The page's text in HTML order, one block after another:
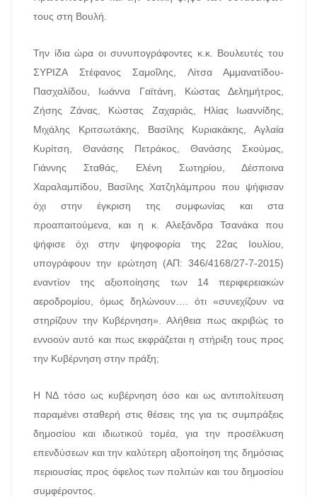
τους στη Βουλή.
Την ίδια ώρα οι συνυπογράφοντες κ.κ. Βουλευτές του
ΣΥΡΙΖΑ Στέφανος Σαμοΐλης, Λίτσα Αμμανατίδου-
Πασχαλίδου, Ιωάννα Γαϊτάνη, Κώστας Δελημήτρος,
Ζήσης Ζάνας, Κώστας Ζαχαριάς, Ηλίας Ιωαννίδης,
Μιχάλης Κριτσωτάκης, Βασίλης Κυριακάκης, Αγλαία
Κυρίτση, Θανάσης Πετράκος, Θανάσης Σκούμας,
Γιάννης Σταθάς, Ελένη Σωτηρίου, Δέσποινα
Χαραλαμπίδου, Βασίλης Χατζηλάμπρου που ψήφισαν
όχι στην έγκριση της συμφωνίας και στα
προαπαιτούμενα, και η κ. Αλεξάνδρα Τσανάκα που
ψήφισε όχι στην ψηφοφορία της 22ας Ιουλίου,
υπογράφουν την ερώτηση (ΑΠ: 346/4168/27-7-2015)
εναντίον της αξιοποίησης των 14 περιφερειακών
αεροδρομίου, όμως δηλώνουν…. ότι «συνεχίζουν να
στηρίζουν την Κυβέρνηση». Αλήθεια πως ακριβώς το
εννοούν αυτό και πως εκφράζεται η στήριξη τους προς
την Κυβέρνηση στην πράξη;
Η ΝΔ τόσο ως κυβέρνηση όσο και ως αντιπολίτευση
παραμένει σταθερή στις θέσεις της για τις συμπράξεις
δημοσίου και ιδιωτικού τομέα, για την προσέλκυση
επενδύσεων και την καλύτερη αξιοποίηση της δημόσιας
περιουσίας προς όφελος των πολιτών και του δημοσίου
συμφέροντος.